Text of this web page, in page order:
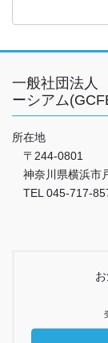
一般社団法人
ーシアム
所在地
〒244-0801
神奈川県横浜市
TEL 045-717-